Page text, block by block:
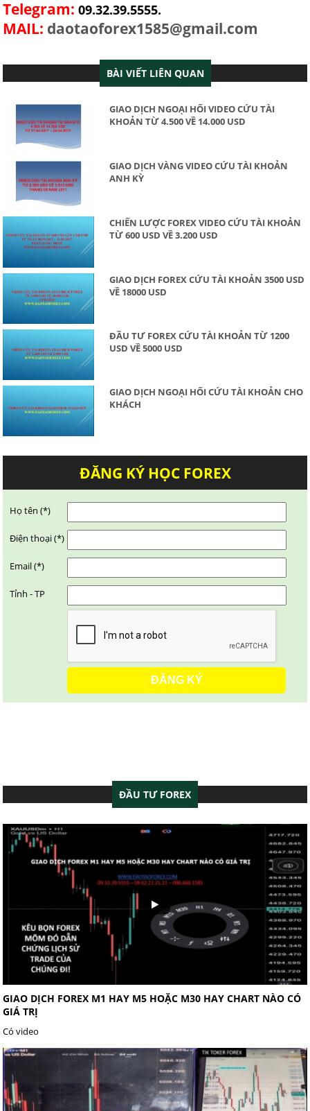
Telegram: 09.32.39.5555.
MAIL: daotaoforex1585@gmail.com
BÀI VIẾT LIÊN QUAN
GIAO DỊCH NGOẠI HỐI VIDEO CỨU TÀI
KHOẢN TỪ 4.500 VỀ 14.000 USD
GIAO DỊCH VÀNG VIDEO CỨU TÀI KHOẢN
ANH KỲ
CHIẾN LƯỢC FOREX VIDEO CỨU TÀI KHOẢN
TỪ 600 USD VỀ 3.200 USD
GIAO DỊCH FOREX CỨU TÀI KHOẢN 3500 USD
VỀ 18000 USD
ĐẦU TƯ FOREX CỨU TÀI KHOẢN TỪ 1200
USD VỀ 5000 USD
GIAO DỊCH NGOẠI HỐI CỨU TÀI KHOẢN CHO
KHÁCH
ĐĂNG KÝ HỌC FOREX
Họ tên (*)
Điện thoại (*)
Email (*)
Tỉnh - TP
ĐẦU TƯ FOREX
GIAO DỊCH FOREX M1 HAY M5 HOẶC M30 HAY CHART NÀO CÓ
GIÁ TRỊ
Có video